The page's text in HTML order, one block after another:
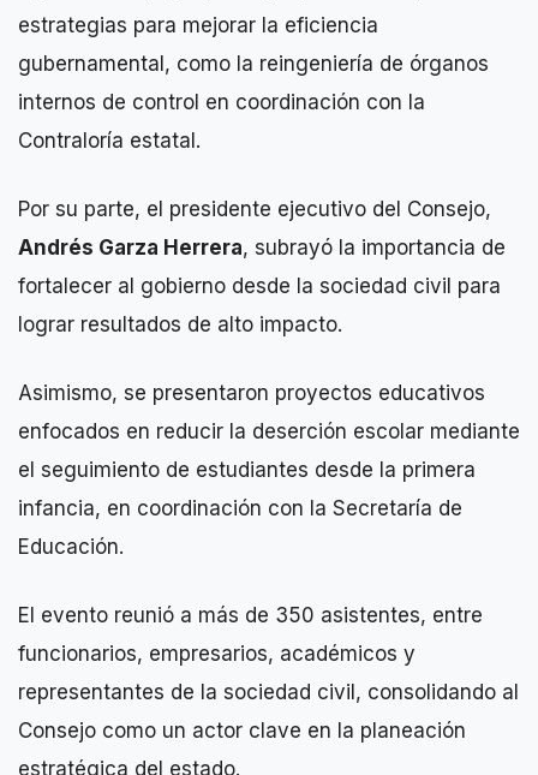
estrategias para mejorar la eficiencia
gubernamental, como la reingeniería de órganos
internos de control en coordinación con la
Contraloría estatal.
Por su parte, el presidente ejecutivo del Consejo,
Andrés Garza Herrera, subrayó la importancia de
fortalecer al gobierno desde la sociedad civil para
lograr resultados de alto impacto.
Asimismo, se presentaron proyectos educativos
enfocados en reducir la deserción escolar mediante
el seguimiento de estudiantes desde la primera
infancia, en coordinación con la Secretaría de
Educación.
El evento reunió a más de 350 asistentes, entre
funcionarios, empresarios, académicos y
representantes de la sociedad civil, consolidando al
Consejo como un actor clave en la planeación
estratégica del estado.